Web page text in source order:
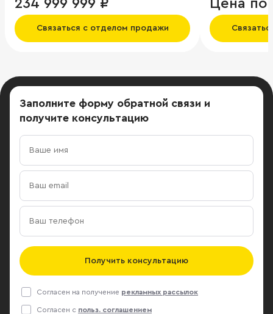
234 999 999 ₽
Связаться с отделом продажи
Цена по
Заполните форму обратной связи и
получите консультацию
Получить консультацию
Согласен на получение рекламных рассылок
Согласен с польз. соглашением